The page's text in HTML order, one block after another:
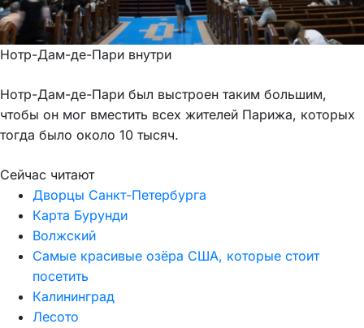
Нотр-Дам-де-Пари внутри
Нотр-Дам-де-Пари был выстроен таким большим,
чтобы он мог вместить всех жителей Парижа, которых
тогда было около 10 тысяч.
Сейчас читают
Дворцы Санкт-Петербурга
Карта Бурунди
Волжский
Самые красивые озёра США, которые стоит
посетить
Калининград
Лесото